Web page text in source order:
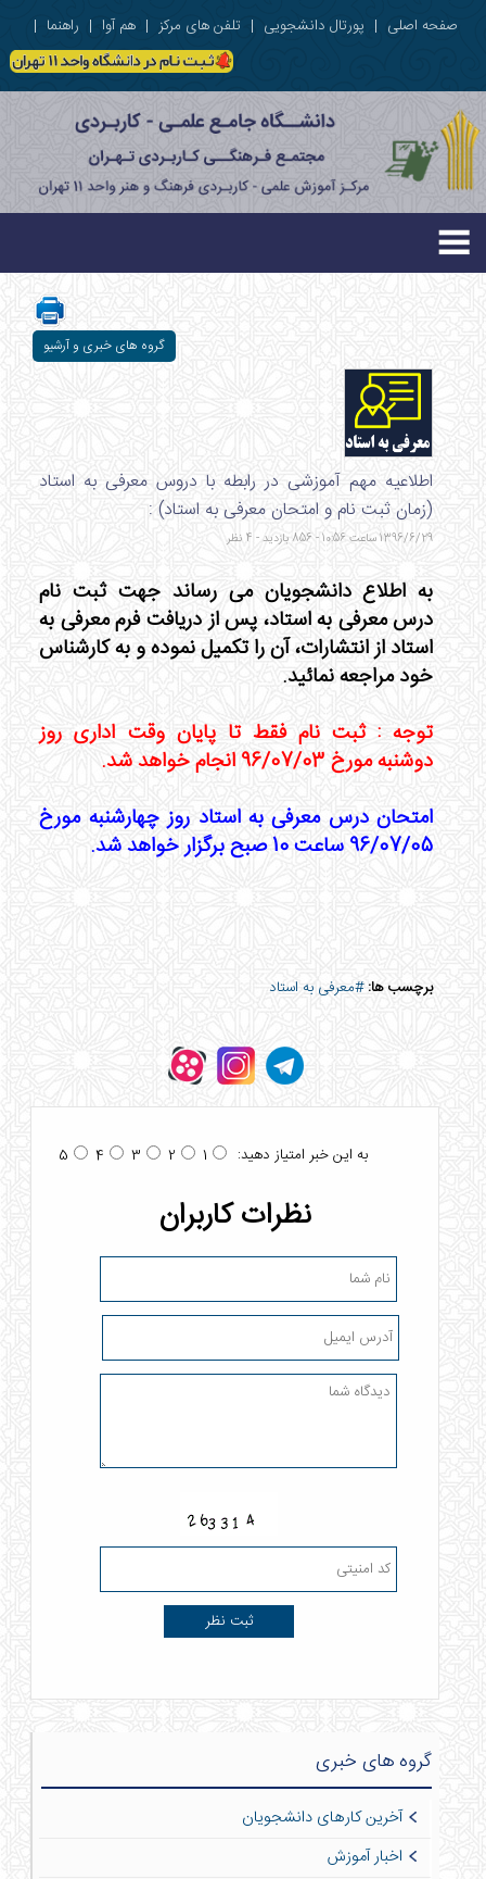
صفحه اصلی | پورتال دانشجویی | تلفن های مرکز | هم آوا | راهنما |
گروه های خبری و آرشیو
اطلاعیه مهم آموزشی در رابطه با دروس معرفی به استاد
(زمان ثبت نام و امتحان معرفی به استاد) :
1396/6/29 ساعت 10:56 - 856 بازدید - 4 نظر
به اطلاع دانشجویان می رساند جهت ثبت نام
درس معرفی به استاد، پس از دریافت فرم معرفی به
استاد از انتشارات، آن را تکمیل نموده و به کارشناس
خود مراجعه نمائید.
توجه : ثبت نام فقط تا پایان وقت اداری روز
دوشنبه مورخ 96/07/03 انجام خواهد شد.
امتحان درس معرفی به استاد روز چهارشنبه مورخ
96/07/05 ساعت 10 صبح برگزار خواهد شد.
برچسب ها:#معرفی به استاد
به این خبر امتیاز دهید: 1
2
3
4
5
نظرات کاربران
گروه های خبری
آخرین کارهای دانشجویان
اخبار آموزش